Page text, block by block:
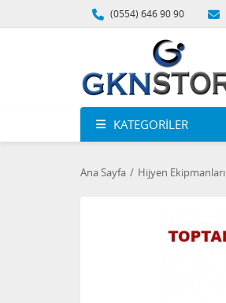
(0554) 646 90 90
KATEGORILER
Ana Sayfa Hijyen Ekipmanları